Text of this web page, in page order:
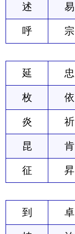
述 易
呼 宗
延 忠
枚 依
炎 祈
昆 肯
征 昇
到 卓